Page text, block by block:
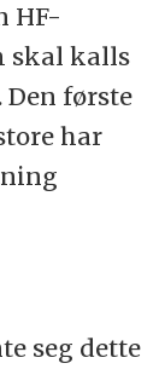
HF-
skal kalls
Den første
har
seg dette